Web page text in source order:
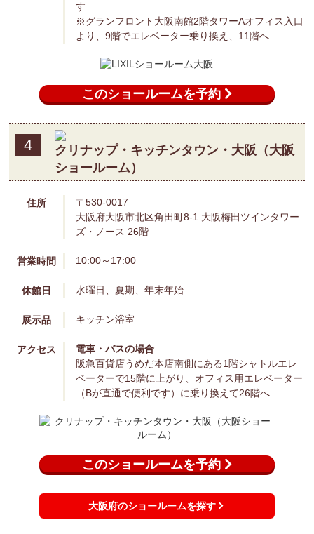
す
※グランフロント大阪南館2階タワーAオフィス入口
より、9階でエレベーター乗り換え、11階へ
このショールームを予約
4
クリナップ・キッチンタウン・大阪（大阪
ショールーム）
住所
〒530-0017
大阪府大阪市北区角田町8-1 大阪梅田ツインタワー
ズ・ノース 26階
営業時間 10:00～17:00
休館日 水曜日、夏期、年末年始
展示品 キッチン浴室
アクセス
電車・バスの場合
阪急百貨店うめだ本店南側にある1階シャトルエレ
ベーターで15階に上がり、オフィス用エレベーター
（Bが直通で便利です）に乗り換えて26階へ
このショールームを予約
大阪府のショールームを探す